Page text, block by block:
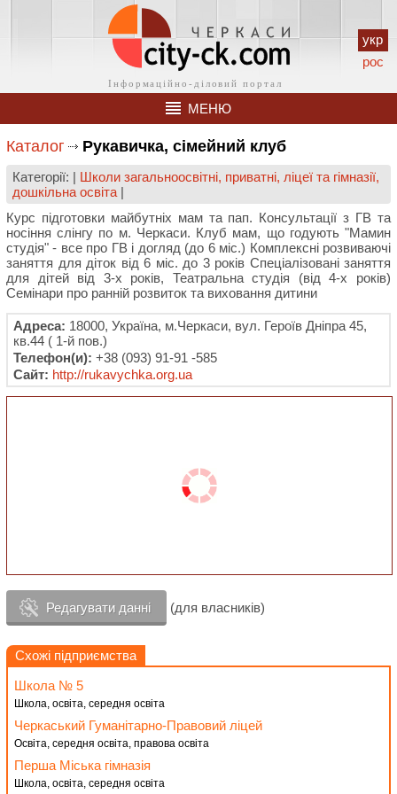
укр
рос
МЕНЮ
Каталог Рукавичка, сімейний клуб
Категорії: | Школи загальноосвітні, приватні, ліцеї та гімназії,
дошкільна освіта |
Курс підготовки майбутніх мам та пап. Консультації з ГВ та
носіння слінгу по м. Черкаси. Клуб мам, що годують "Мамин
студія" - все про ГВ і догляд (до 6 міс.) Комплексні розвиваючі
заняття для діток від 6 міс. до 3 років Спеціалізовані заняття
для дітей від 3-х років, Театральна студія (від 4-х років)
Семінари про ранній розвиток та виховання дитини
Адреса: 18000, Україна, м.Черкаси, вул. Героїв Дніпра 45,
кв.44 ( 1-й пов.)
Телефон(и): +38 (093) 91-91 -585
Сайт: http://rukavychka.org.ua
Редагувати данні (для власників)
Схожі підприємства
Школа № 5
Школа, освіта, середня освіта
Черкаський Гуманітарно-Правовий ліцей
Освіта, середня освіта, правова освіта
Перша Міська гімназія
Школа, освіта, середня освіта